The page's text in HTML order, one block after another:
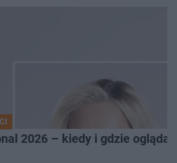
2026 – kiedy i gdzie